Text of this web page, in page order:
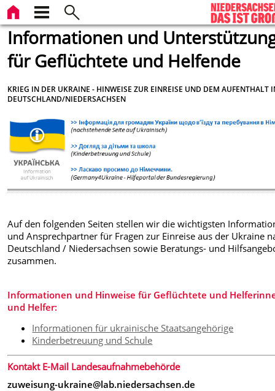
Informationen und
für Geflüchtete und Helfende
KRIEG IN DER UKRAINE - HINWEISE ZUR EINREISE UND DEM AUFENTHALT
DEUTSCHLAND/NIEDERSACHSEN
Auf den folgenden Seiten stellen wir die wichtigsten
und Ansprechpartner für Fragen zur Einreise aus der Ukraine
Deutschland / Niedersachsen sowie Beratungs- und
zusammen.
Informationen und Hinweise für Geflüchtete und
und Helfer:
Informationen für ukrainische Staatsangehörige
Kinderbetreuung und Schule
Kontakt E-Mail Landesaufnahmebehörde
zuweisung-ukraine@lab.niedersachsen.de